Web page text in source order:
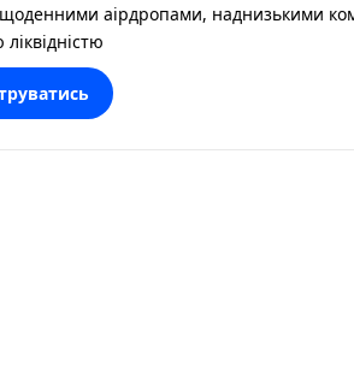
аірдропами, наднизькими